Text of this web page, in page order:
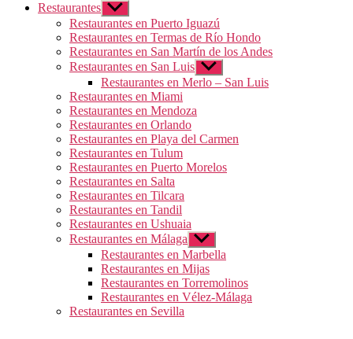
Restaurantes Mostrar
el
submenú
Restaurantes en Puerto Iguazú
Restaurantes en Termas de Río Hondo
Restaurantes en San Martín de los Andes
Restaurantes en San Luis Mostrar
el
submenú
Restaurantes en Merlo – San Luis
Restaurantes en Miami
Restaurantes en Mendoza
Restaurantes en Orlando
Restaurantes en Playa del Carmen
Restaurantes en Tulum
Restaurantes en Puerto Morelos
Restaurantes en Salta
Restaurantes en Tilcara
Restaurantes en Tandil
Restaurantes en Ushuaia
Restaurantes en Málaga Mostrar
el
submenú
Restaurantes en Marbella
Restaurantes en Mijas
Restaurantes en Torremolinos
Restaurantes en Vélez-Málaga
Restaurantes en Sevilla